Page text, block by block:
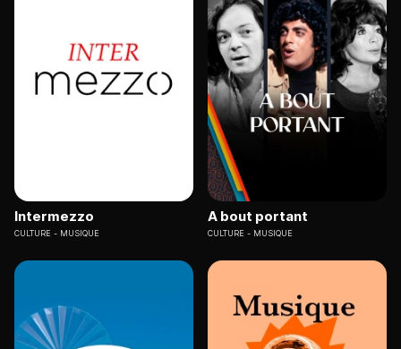
Intermezzo
CULTURE MUSIQUE
A bout portant
CULTURE MUSIQUE